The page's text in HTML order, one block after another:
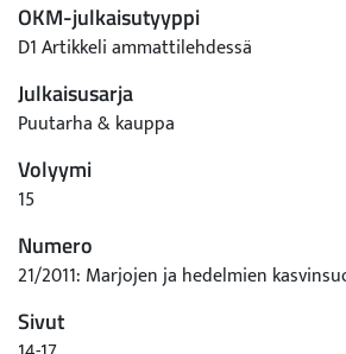
OKM-julkaisutyyppi
D1 Artikkeli ammattilehdessä
Julkaisusarja
Puutarha & kauppa
Volyymi
15
Numero
21/2011: Marjojen ja hedelmien
Sivut